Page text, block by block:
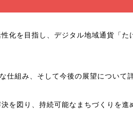
化を目指し、デジタル地域通貨「
組み、そして今後の展望について
を図り、持続可能なまちづくりを進